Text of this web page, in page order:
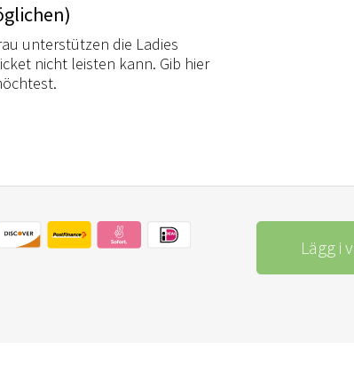
unterstützen die Ladies
nicht leisten kann. Gib hier
Lägg i